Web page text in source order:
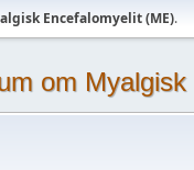
Encefalomyelit (ME).
om Myalgisk